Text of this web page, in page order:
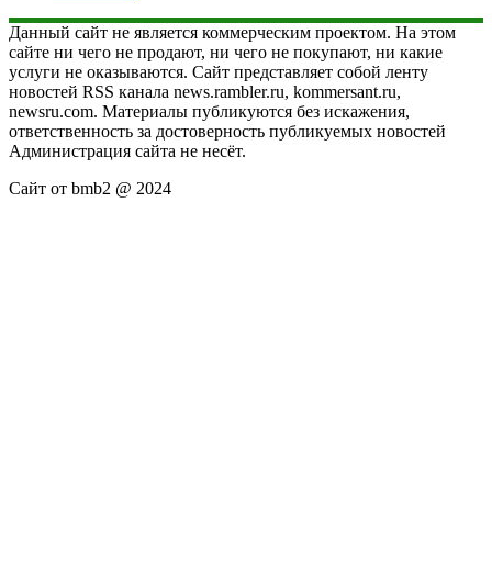
Данный сайт не является коммерческим проектом. На этом
сайте ни чего не продают, ни чего не покупают, ни какие
услуги не оказываются. Сайт представляет собой ленту
новостей RSS канала news.rambler.ru, kommersant.ru,
newsru.com. Материалы публикуются без искажения,
ответственность за достоверность публикуемых новостей
Администрация сайта не несёт.
Сайт от bmb2 @ 2024